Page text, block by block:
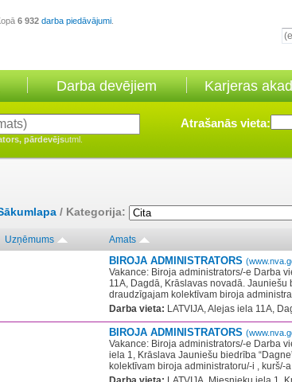
6 932 darba piedāvājumi
Darba devējiem Karjeras
pārdevējsutml.
Atrašanās vieta:
/ Kategorija:
Uzņēmums Amats
BIROJA ADMINISTRATORS
Vakance: Biroja administrators/-e Darba
11A, Dagdā, Krāslavas novadā.
draudzīgajam kolektīvam biroja
Darba vieta: LATVIJA, Alejas iela 11A,
BIROJA ADMINISTRATORS
Vakance: Biroja administrators/-e Darba
iela 1, Krāslava Jauniešu biedrība
kolektīvam biroja administratoru/-i ,